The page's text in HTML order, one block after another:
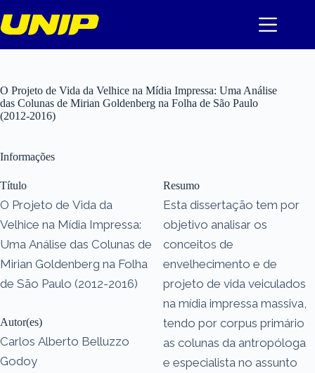
para
o
O Projeto de Vida da Velhice na Mídia Impressa: Uma Análise
das Colunas de Mirian Goldenberg na Folha de São Paulo
(2012-2016)
Informações
Título
O Projeto de Vida da
Velhice na Mídia Impressa:
Uma Análise das Colunas de
Mirian Goldenberg na Folha
de São Paulo (2012-2016)
Autor(es)
Carlos Alberto Belluzzo
Godoy
Resumo
Esta dissertação tem por
objetivo analisar os
conceitos de
envelhecimento e de
projeto de vida veiculados
na mídia impressa massiva,
tendo por corpus primário
as colunas da antropóloga
e especialista no assunto